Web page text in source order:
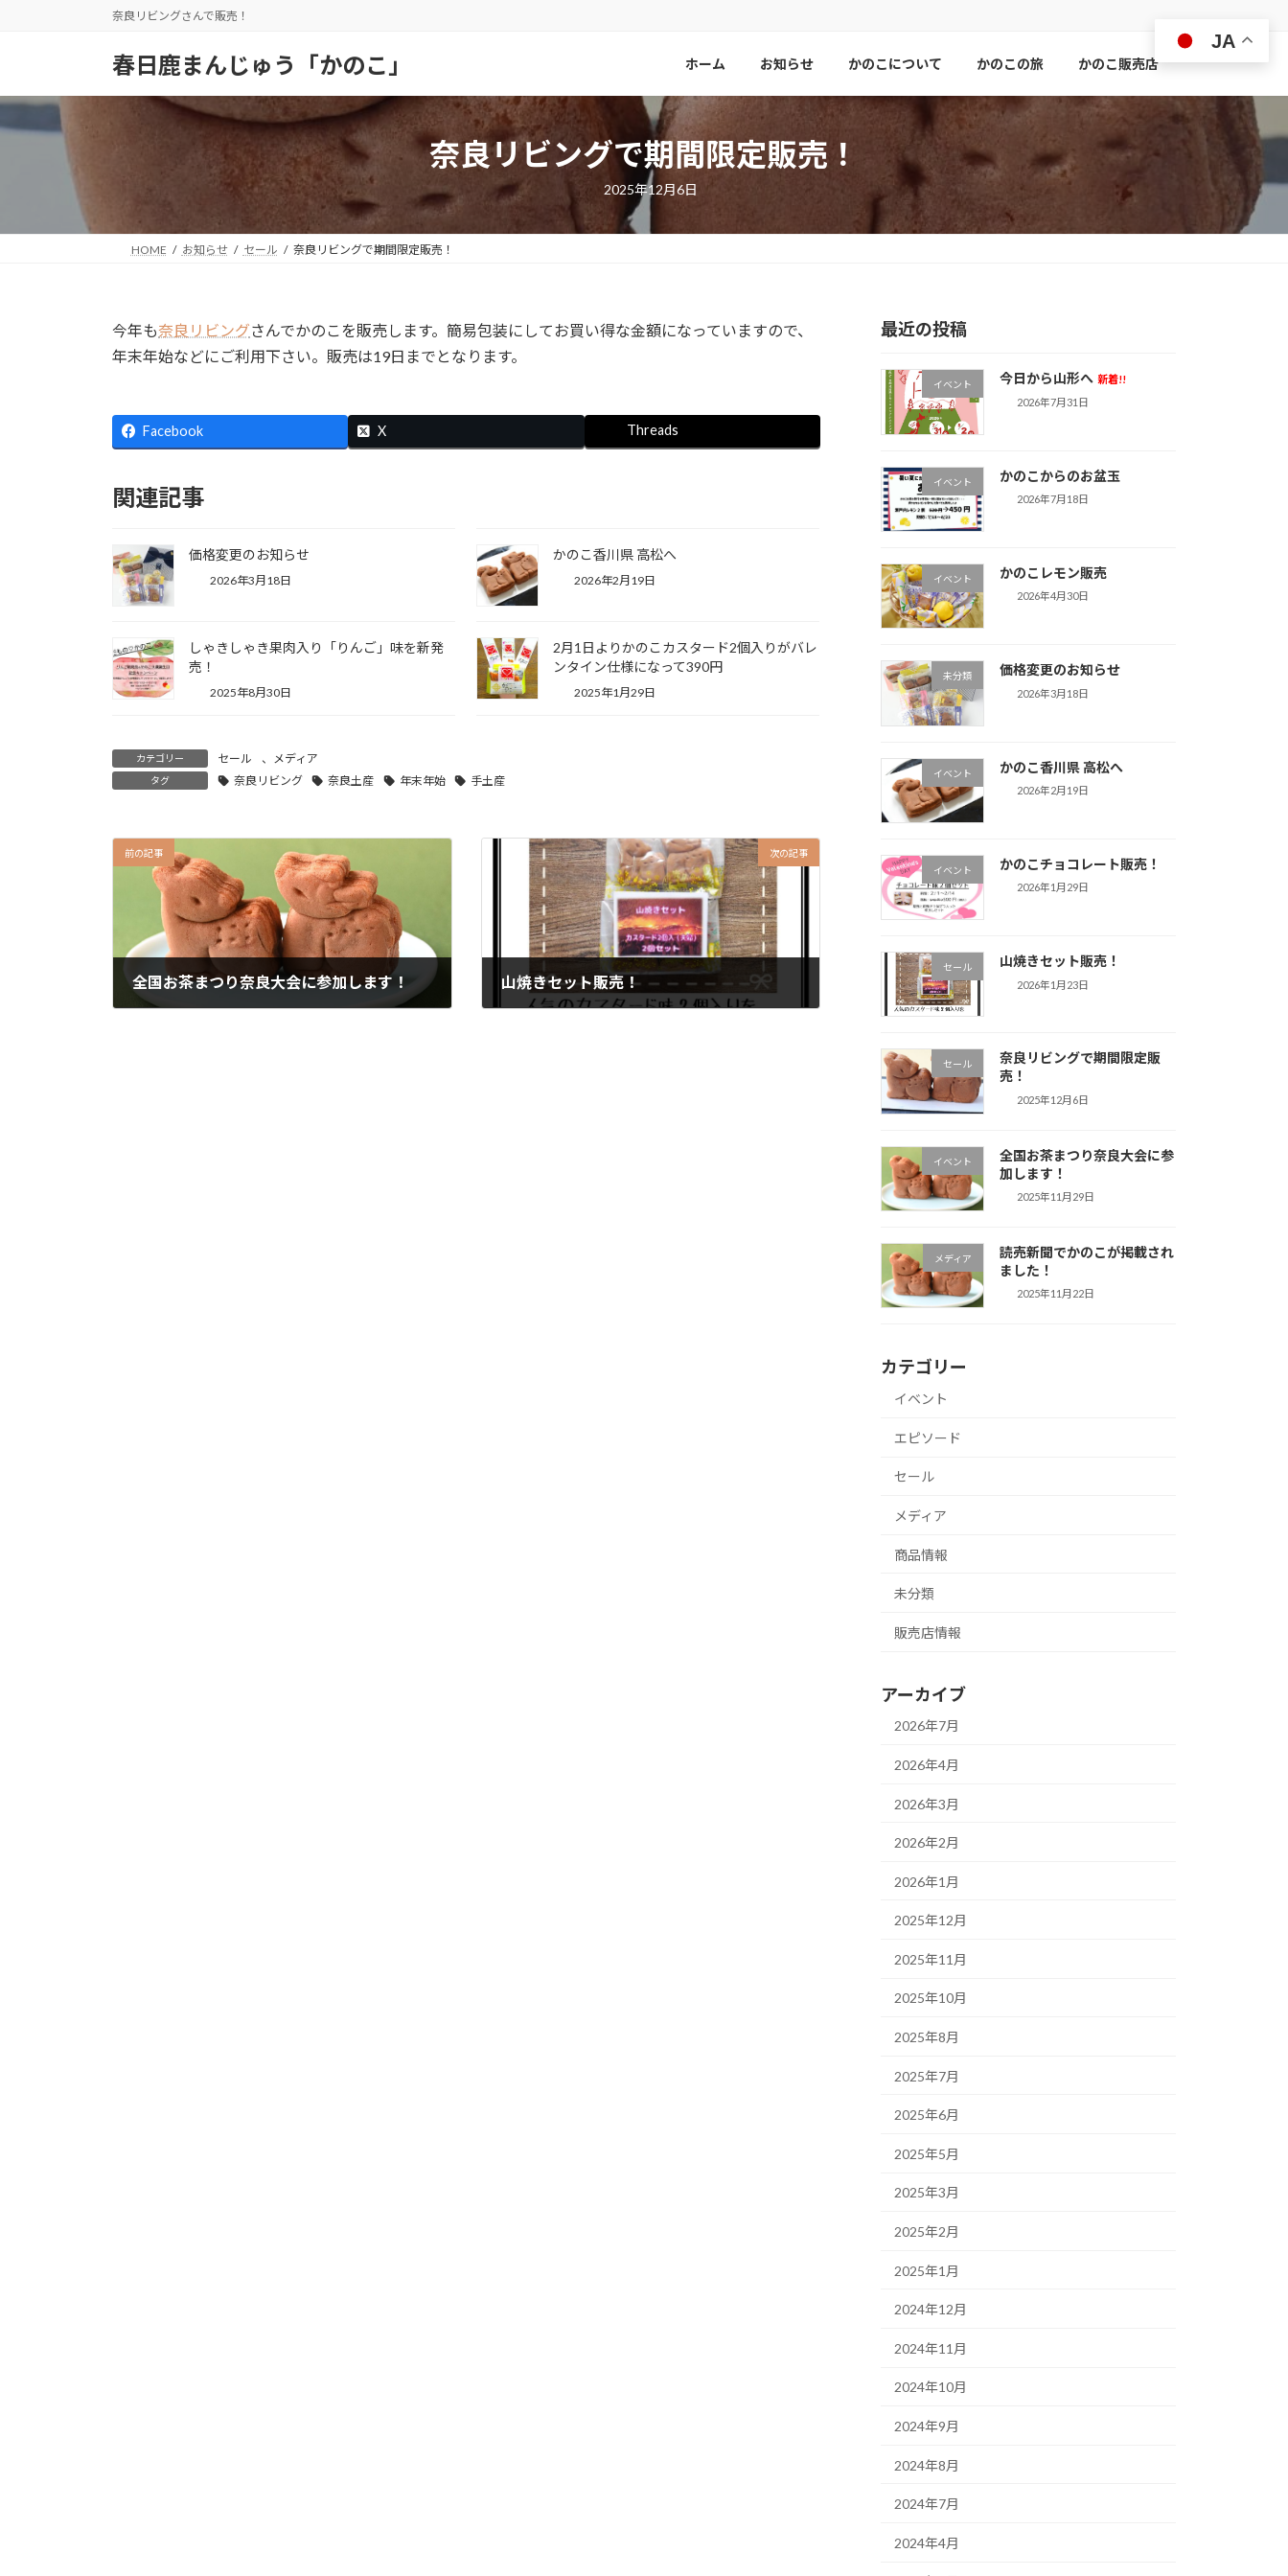
ツ
へ
シ
ョ
奈良リビングさんで販売！
春日鹿まんじゅう「かのこ」 ホーム お知らせ かのこについて かのこの旅 かのこ販売店
奈良リビングで期間限定販売！
2025年12月6日
HOME お知らせ セール 奈良リビングで期間限定販売！
今年も奈良リビングさんでかのこを販売します。簡易包装にしてお買い得な金額になっていますので、
年末年始などにご利用下さい。販売は19日までとなります。
Facebook X Threads
関連記事
価格変更のお知らせ
2026年3月18日
かのこ香川県 高松へ
2026年2月19日
しゃきしゃき果肉入り「りんご」味を新発
売！
2025年8月30日
2月1日よりかのこカスタード2個入りがバレ
ンタイン仕様になって390円
2025年1月29日
カテゴリー セール 、 メディア
タグ 奈良リビング 奈良土産 年末年始 手土産
前の記事
全国お茶まつり奈良大会に参加します！
次の記事
山焼きセット販売！
最近の投稿
イベント 今日から山形へ 新着!!
2026年7月31日
イベント かのこからのお盆玉
2026年7月18日
イベント かのこレモン販売
2026年4月30日
未分類 価格変更のお知らせ
2026年3月18日
イベント かのこ香川県 高松へ
2026年2月19日
イベント かのこチョコレート販売！
2026年1月29日
セール 山焼きセット販売！
2026年1月23日
セール
奈良リビングで期間限定販
売！
2025年12月6日
イベント
全国お茶まつり奈良大会に参
加します！
2025年11月29日
メディア
読売新聞でかのこが掲載され
ました！
2025年11月22日
カテゴリー
イベント
エピソード
セール
メディア
商品情報
未分類
販売店情報
アーカイブ
2026年7月
2026年4月
2026年3月
2026年2月
2026年1月
2025年12月
2025年11月
2025年10月
2025年8月
2025年7月
2025年6月
2025年5月
2025年3月
2025年2月
2025年1月
2024年12月
2024年11月
2024年10月
2024年9月
2024年8月
2024年7月
2024年4月
JA